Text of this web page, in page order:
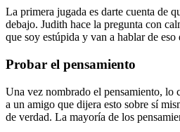
La primera jugada es darte cuenta de
debajo. Judith hace la pregunta con
que soy estúpida y van a hablar de
Probar el pensamiento
Una vez nombrado el pensamiento, lo
a un amigo que dijera esto sobre sí
de verdad. La mayoría de los